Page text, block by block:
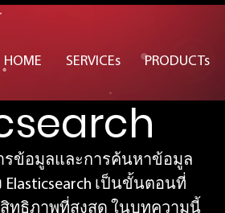
HOME SERVICEs PRODUCTs
พิ่ม
รข้อมูลและการค้นหาข้อมูล
เป็นขั้นตอนที่
ทธิภาพที่สูงสุด ในบทความนี้